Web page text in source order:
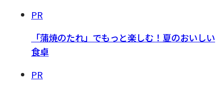
PR
「蒲焼のたれ」でもっと楽しむ！夏のおいしい
食卓
PR